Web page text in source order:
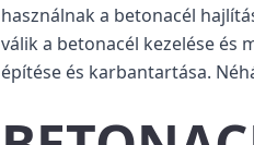
használnak a betonacél
válik a betonacél kezelése és
építése és karbantartása.